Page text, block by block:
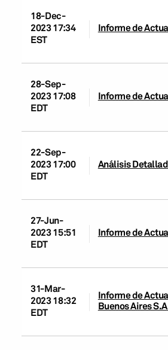
18-Dec-
2023 17:34
EST
Informe de
28-Sep-
2023 17:08
EDT
Informe de
22-Sep-
2023 17:00
EDT
Análisis
27-Jun-
2023 15:51
EDT
Informe de
31-Mar-
2023 18:32
EDT
Informe de
Buenos Aires